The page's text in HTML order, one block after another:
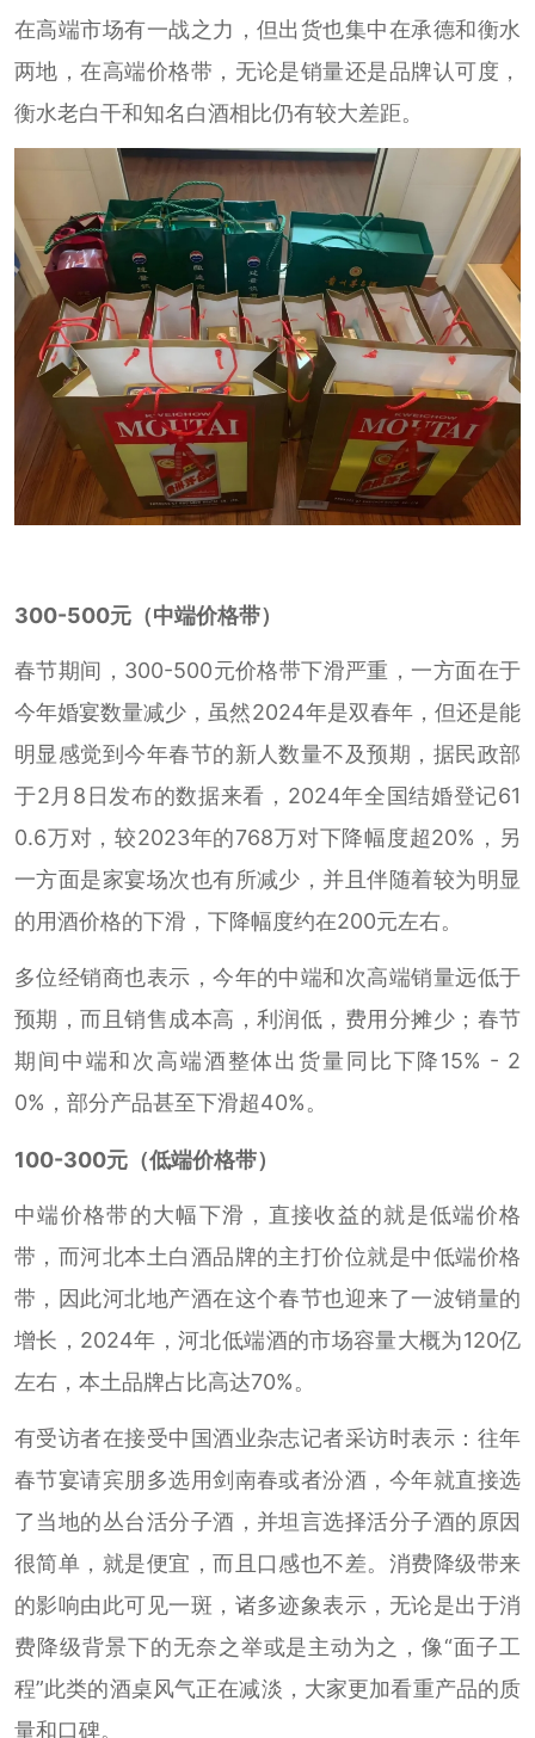
在高端市场有一战之力，但出货也集中在承德和衡水
两地，在高端价格带，无论是销量还是品牌认可度，
衡水老白干和知名白酒相比仍有较大差距。
300-500元（中端价格带）
春节期间，300-500元价格带下滑严重，一方面在于
今年婚宴数量减少，虽然2024年是双春年，但还是能
明显感觉到今年春节的新人数量不及预期，据民政部
于2月8日发布的数据来看，2024年全国结婚登记61
0.6万对，较2023年的768万对下降幅度超20%，另
一方面是家宴场次也有所减少，并且伴随着较为明显
的用酒价格的下滑，下降幅度约在200元左右。
多位经销商也表示，今年的中端和次高端销量远低于
预期，而且销售成本高，利润低，费用分摊少；春节
期间中端和次高端酒整体出货量同比下降15% - 2
0%，部分产品甚至下滑超40%。
100-300元（低端价格带）
中端价格带的大幅下滑，直接收益的就是低端价格
带，而河北本土白酒品牌的主打价位就是中低端价格
带，因此河北地产酒在这个春节也迎来了一波销量的
增长，2024年，河北低端酒的市场容量大概为120亿
左右，本土品牌占比高达70%。
有受访者在接受中国酒业杂志记者采访时表示：往年
春节宴请宾朋多选用剑南春或者汾酒，今年就直接选
了当地的丛台活分子酒，并坦言选择活分子酒的原因
很简单，就是便宜，而且口感也不差。消费降级带来
的影响由此可见一斑，诸多迹象表示，无论是出于消
费降级背景下的无奈之举或是主动为之，像“面子工
程”此类的酒桌风气正在减淡，大家更加看重产品的质
量和口碑。